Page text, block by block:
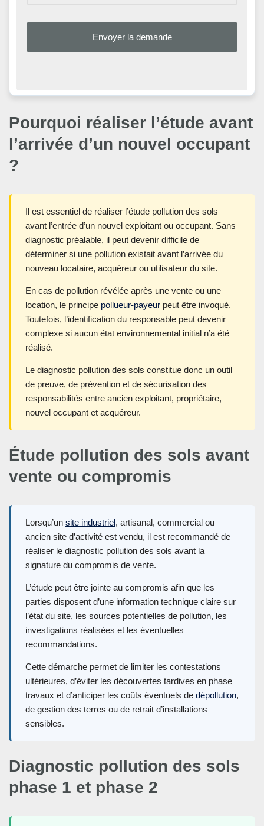
Pourquoi réaliser l’étude avant
l’arrivée d’un nouvel occupant
?
Il est essentiel de réaliser l’étude pollution des sols
avant l’entrée d’un nouvel exploitant ou occupant. Sans
diagnostic préalable, il peut devenir difficile de
déterminer si une pollution existait avant l’arrivée du
nouveau locataire, acquéreur ou utilisateur du site.
En cas de pollution révélée après une vente ou une
location, le principe pollueur-payeur peut être invoqué.
Toutefois, l’identification du responsable peut devenir
complexe si aucun état environnemental initial n’a été
réalisé.
Le diagnostic pollution des sols constitue donc un outil
de preuve, de prévention et de sécurisation des
responsabilités entre ancien exploitant, propriétaire,
nouvel occupant et acquéreur.
Étude pollution des sols avant
vente ou compromis
Lorsqu’un site industriel, artisanal, commercial ou
ancien site d’activité est vendu, il est recommandé de
réaliser le diagnostic pollution des sols avant la
signature du compromis de vente.
L’étude peut être jointe au compromis afin que les
parties disposent d’une information technique claire sur
l’état du site, les sources potentielles de pollution, les
investigations réalisées et les éventuelles
recommandations.
Cette démarche permet de limiter les contestations
ultérieures, d’éviter les découvertes tardives en phase
travaux et d’anticiper les coûts éventuels de dépollution,
de gestion des terres ou de retrait d’installations
sensibles.
Diagnostic pollution des sols
phase 1 et phase 2